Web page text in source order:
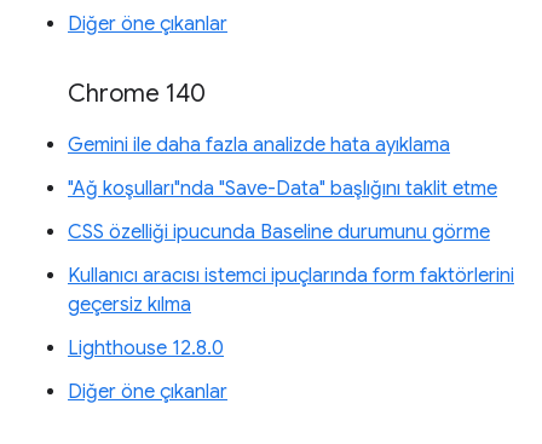
Diğer öne çıkanlar
Chrome 140
Gemini ile daha fazla analizde hata ayıklama
"Ağ koşulları"nda "Save-Data" başlığını taklit etme
CSS özelliği ipucunda Baseline durumunu görme
Kullanıcı aracısı istemci ipuçlarında form faktörlerini
geçersiz kılma
Lighthouse 12.8.0
Diğer öne çıkanlar